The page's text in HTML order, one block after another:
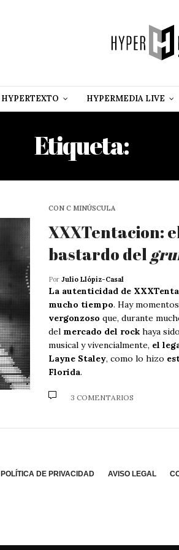
HYPERTEXTO HYPERMEDIA LIVE
Etiqueta:
CON C MINÚSCULA
XXXTentacion:
bastardo del
Por Julio Llópiz-Casal
La autenticidad de
mucho tiempo. Hay
vergonzoso que, durante
del mercado del rock haya
musical y vivencialmente, el
Layne Staley, como lo hizo
Florida.
3 COMENTARIOS
POLÍTICA DE PRIVACIDAD AVISO LEGAL